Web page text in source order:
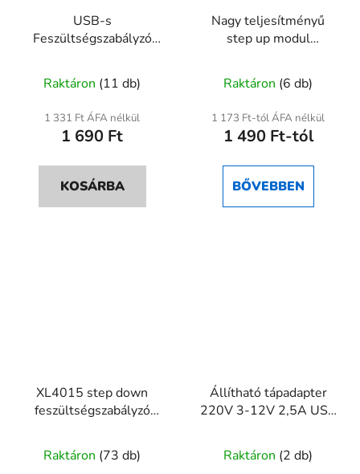
USB-s
Feszültségszabályzó
kijelzővel, 3.5V–12V →
1.2V–24V
Raktáron (11 db)
1 331 Ft ÁFA nélkül
1 690 Ft
KOSÁRBA
Nagy teljesítményű
step up modul
48V - 10–50V
Raktáron (6 db)
1 173 Ft-tól ÁFA nélkül
1 490 Ft-tól
BŐVEBBEN
XL4015 step down
feszültségszabályzó
Raktáron (73 db)
Állítható tápadapter
220V 3-12V 2,5A USB
Raktáron (2 db)